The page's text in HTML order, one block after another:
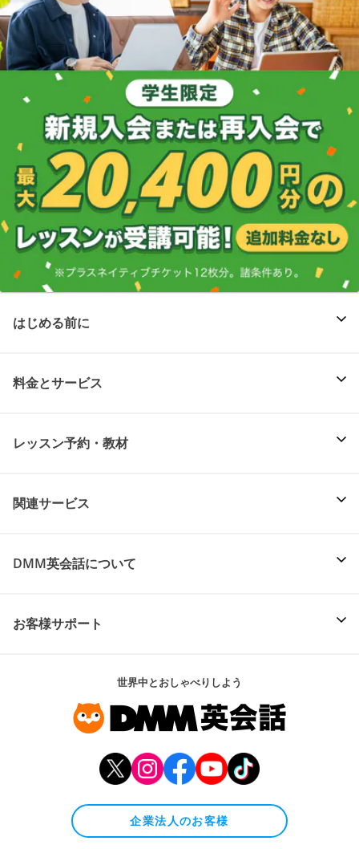
はじめる前に
料金とサービス
レッスン予約・教材
関連サービス
DMM英会話について
お客様サポート
世界中とおしゃべりしよう
企業法人のお客様